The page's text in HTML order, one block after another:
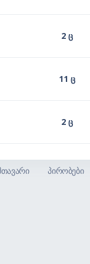
2 ც
11 ც
2 ც
პირობები